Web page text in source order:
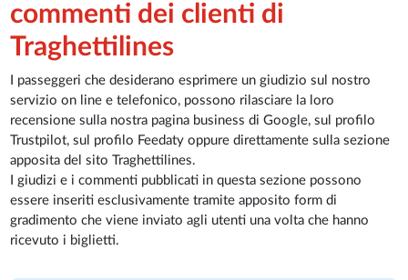
commenti dei clienti di
Traghettilines
I passeggeri che desiderano esprimere un giudizio sul nostro
servizio on line e telefonico, possono rilasciare la loro
recensione sulla nostra pagina business di Google, sul profilo
Trustpilot, sul profilo Feedaty oppure direttamente sulla sezione
apposita del sito Traghettilines.
I giudizi e i commenti pubblicati in questa sezione possono
essere inseriti esclusivamente tramite apposito form di
gradimento che viene inviato agli utenti una volta che hanno
ricevuto i biglietti.